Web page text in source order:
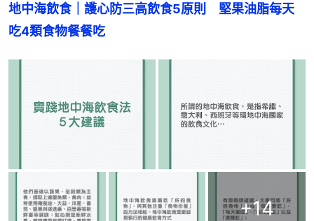
地中海飲食｜護心防三高飲食5原則　堅果油脂每天
吃4類食物餐餐吃
+14